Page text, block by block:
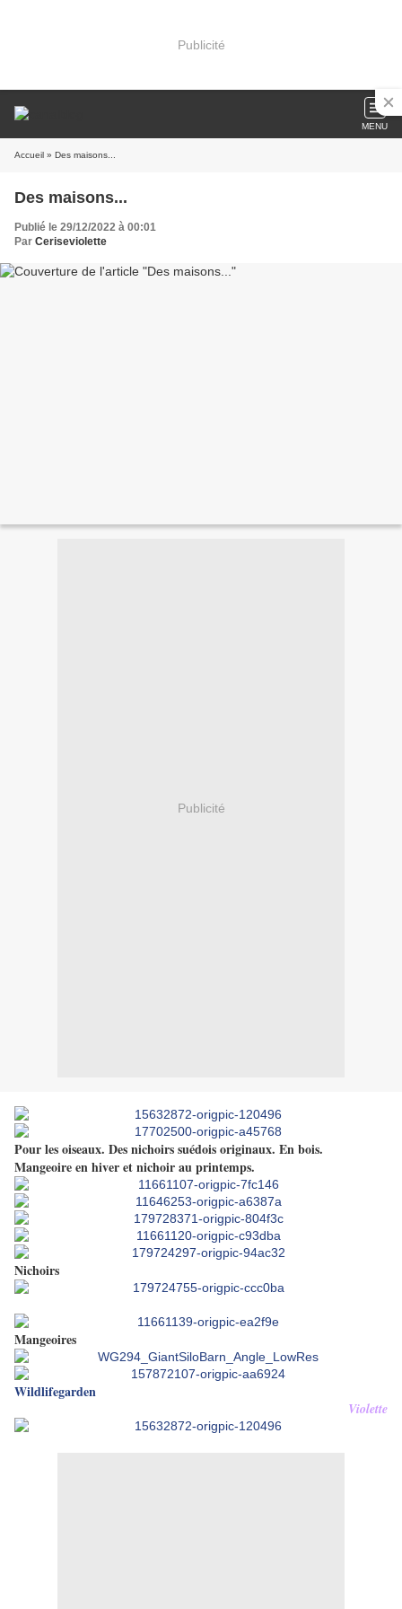
Publicité
MENU
Accueil » Des maisons...
Des maisons...
Publié le 29/12/2022 à 00:01
Par Ceriseviolette
Publicité
Pour les oiseaux. Des nichoirs suédois originaux. En bois.
Mangeoire en hiver et nichoir au printemps.
Nichoirs
Mangeoires
Wildlifegarden
Violette